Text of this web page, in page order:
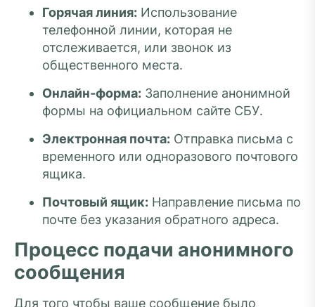
Горячая линия: Использование
телефонной линии, которая не
отслеживается, или звонок из
общественного места.
Онлайн-форма: Заполнение анонимной
формы на официальном сайте СБУ.
Электронная почта: Отправка письма с
временного или одноразового почтового
ящика.
Почтовый ящик: Направление письма по
почте без указания обратного адреса.
Процесс подачи анонимного
сообщения
Для того чтобы ваше сообщение было